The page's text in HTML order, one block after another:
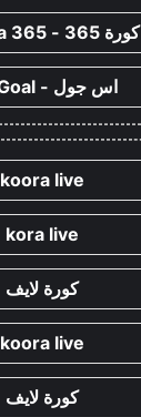
كورة 365 - kooora 365
اس جول - AS Goal
koora live
kora live
كورة لايف
koora live
كورة لايف